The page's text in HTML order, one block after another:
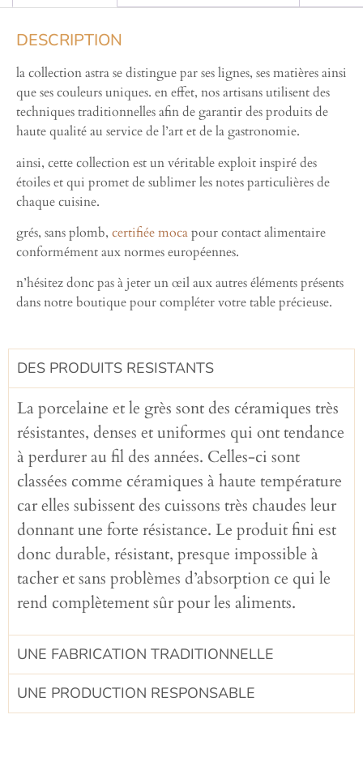
DESCRIPTION
la collection astra se distingue par ses lignes, ses matières ainsi
que ses couleurs uniques. en effet, nos artisans utilisent des
techniques traditionnelles afin de garantir des produits de
haute qualité au service de l’art et de la gastronomie.
ainsi, cette collection est un véritable exploit inspiré des
étoiles et qui promet de sublimer les notes particulières de
chaque cuisine.
grés, sans plomb, certifiée mocapour contact alimentaire
conformément aux normes européennes.
n’hésitez donc pas à jeter un œil aux autres éléments présents
dans notre boutique pour compléter votre table précieuse.
DES PRODUITS RESISTANTS
La porcelaine et le grès sont des céramiques très
résistantes, denses et uniformes qui ont tendance
à perdurer au fil des années. Celles-ci sont
classées comme céramiques à haute température
car elles subissent des cuissons très chaudes leur
donnant une forte résistance. Le produit fini est
donc durable, résistant, presque impossible à
tacher et sans problèmes d’absorption ce qui le
rend complètement sûr pour les aliments.
UNE FABRICATION TRADITIONNELLE​
UNE PRODUCTION RESPONSABLE​